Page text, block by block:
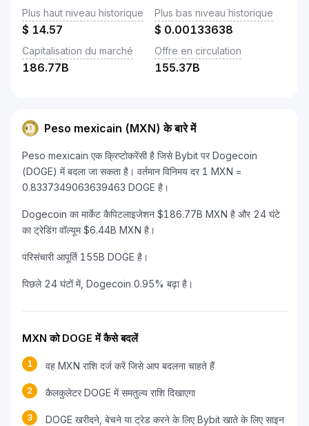
Plus haut niveau historique
$ 14.57
Plus bas niveau historique
$ 0.00133638
Capitalisation du marché
186.77B
Offre en circulation
155.37B
Peso mexicain (MXN) के बारे में
Peso mexicain एक क्रिप्टोकरेंसी है जिसे Bybit पर Dogecoin
(DOGE) में बदला जा सकता है। वर्तमान विनिमय दर 1 MXN =
0.8337349063639463 DOGE है।
Dogecoin का मार्केट कैपिटलाइजेशन $186.77B MXN है और 24 घंटे
का ट्रेडिंग वॉल्यूम $6.44B MXN है।
परिसंचारी आपूर्ति 155B DOGE है।
पिछले 24 घंटों में, Dogecoin 0.95% बढ़ा है।
MXN को DOGE में कैसे बदलें
1 वह MXN राशि दर्ज करें जिसे आप बदलना चाहते हैं
2 कैलकुलेटर DOGE में समतुल्य राशि दिखाएगा
3
DOGE खरीदने, बेचने या ट्रेड करने के लिए Bybit खाते के लिए साइन